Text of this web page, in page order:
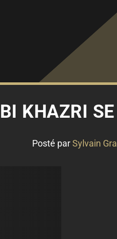
KHAZRI SE
Posté parSylvain